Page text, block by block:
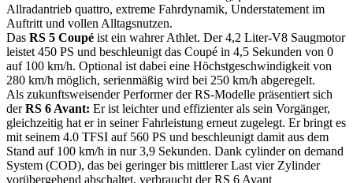
Allradantrieb quattro, extreme Fahrdynamik, Understatement im
Auftritt und vollen Alltagsnutzen.
Das RS 5 Coupé ist ein wahrer Athlet. Der 4,2 Liter-V8 Saugmotor
leistet 450 PS und beschleunigt das Coupé in 4,5 Sekunden von 0
auf 100 km/h. Optional ist dabei eine Höchstgeschwindigkeit von
280 km/h möglich, serienmäßig wird bei 250 km/h abgeregelt.
Als zukunftsweisender Performer der RS-Modelle präsentiert sich
derRS 6 Avant: Er ist leichter und effizienter als sein Vorgänger,
gleichzeitig hat er in seiner Fahrleistung erneut zugelegt. Er bringt es
mit seinem 4.0 TFSI auf 560 PS und beschleunigt damit aus dem
Stand auf 100 km/h in nur 3,9 Sekunden. Dank cylinder on demand
System (COD), das bei geringer bis mittlerer Last vier Zylinder
vorübergehend abschaltet, verbraucht der RS 6 Avant